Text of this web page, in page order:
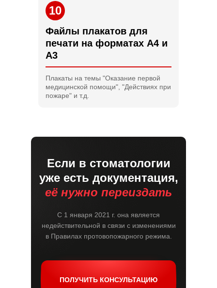
Файлы плакатов для
печати на форматах А4 и
А3
Плакаты на темы "Оказание первой
медицинской помощи", "Действиях при
пожаре" и т.д.
10
ПОЛУЧИТЬ КОНСУЛЬТАЦИЮ
Если в стоматологии
уже есть документация,
её нужно переиздать
С 1 января 2021 г. она является
недействительной в связи с изменениями
в Правилах протовопожарного режима.